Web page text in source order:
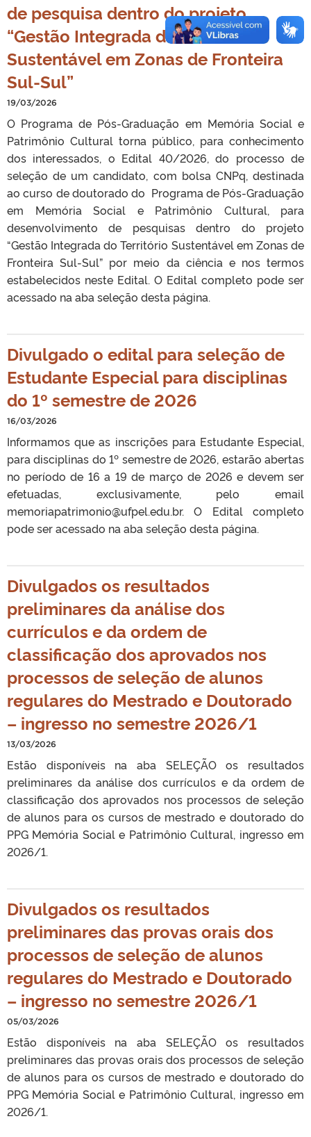
de pesquisa dentro do projeto
“Gestão Integrada do Território
Sustentável em Zonas de Fronteira
Sul-Sul”
19/03/2026
O Programa de Pós-Graduação em Memória Social e
Patrimônio Cultural torna público, para conhecimento
dos interessados, o Edital 40/2026, do processo de
seleção de um candidato, com bolsa CNPq, destinada
ao curso de doutorado do Programa de Pós-Graduação
em Memória Social e Patrimônio Cultural, para
desenvolvimento de pesquisas dentro do projeto
“Gestão Integrada do Território Sustentável em Zonas de
Fronteira Sul-Sul” por meio da ciência e nos termos
estabelecidos neste Edital. O Edital completo pode ser
acessado na aba seleção desta página.
Divulgado o edital para seleção de
Estudante Especial para disciplinas
do 1º semestre de 2026
16/03/2026
Informamos que as inscrições para Estudante Especial,
para disciplinas do 1º semestre de 2026, estarão abertas
no período de 16 a 19 de março de 2026 e devem ser
efetuadas, exclusivamente, pelo email
memoriapatrimonio@ufpel.edu.br. O Edital completo
pode ser acessado na aba seleção desta página.
Divulgados os resultados
preliminares da análise dos
currículos e da ordem de
classificação dos aprovados nos
processos de seleção de alunos
regulares do Mestrado e Doutorado
– ingresso no semestre 2026/1
13/03/2026
Estão disponíveis na aba SELEÇÃO os resultados
preliminares da análise dos currículos e da ordem de
classificação dos aprovados nos processos de seleção
de alunos para os cursos de mestrado e doutorado do
PPG Memória Social e Patrimônio Cultural, ingresso em
2026/1.
Divulgados os resultados
preliminares das provas orais dos
processos de seleção de alunos
regulares do Mestrado e Doutorado
– ingresso no semestre 2026/1
05/03/2026
Estão disponíveis na aba SELEÇÃO os resultados
preliminares das provas orais dos processos de seleção
de alunos para os cursos de mestrado e doutorado do
PPG Memória Social e Patrimônio Cultural, ingresso em
2026/1.